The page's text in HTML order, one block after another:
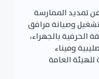
تمديد الممارسة
وتشغيل وصيانة مرافق
الحرفية بالجهراء،
وميناء
رقم 21 التابعة للهيئة العامة